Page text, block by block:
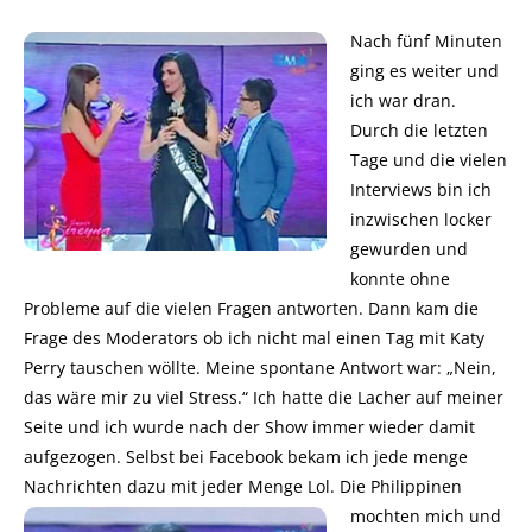
Nach fünf Minuten
ging es weiter und
ich war dran.
Durch die letzten
Tage und die vielen
Interviews bin ich
inzwischen locker
gewurden und
konnte ohne
Probleme auf die vielen Fragen antworten. Dann kam die
Frage des Moderators ob ich nicht mal einen Tag mit Katy
Perry tauschen wöllte. Meine spontane Antwort war: „Nein,
das wäre mir zu viel Stress.“ Ich hatte die Lacher auf meiner
Seite und ich wurde nach der Show immer wieder damit
aufgezogen. Selbst bei Facebook bekam ich jede menge
Nachrichten dazu mit jeder Menge Lol. Die Philippinen
mochten mich und